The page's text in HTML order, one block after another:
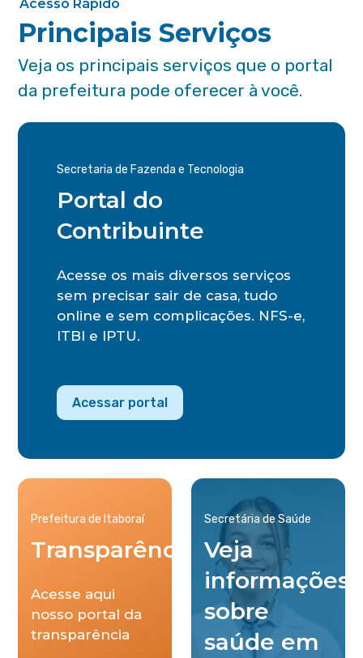
Acesso Rápido
Principais Serviços
Veja os principais serviços que o portal
da prefeitura pode oferecer à você.
Secretaria de Fazenda e Tecnologia
Portal do
Contribuinte
Acesse os mais diversos serviços
sem precisar sair de casa, tudo
online e sem complicações. NFS-e,
ITBI e IPTU.
Acessar portal
Prefeitura de Itaboraí
Transparência
Acesse aqui
nosso portal da
transparência
Secretária de Saúde
Veja
informações
sobre
saúde em